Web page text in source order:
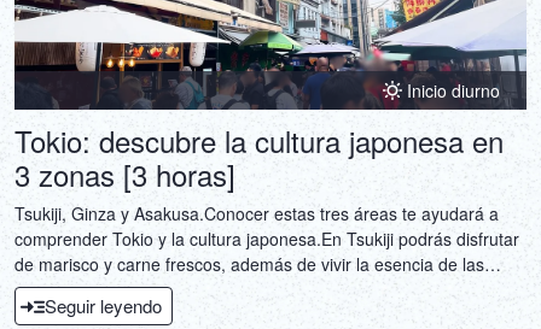
Inicio diurno
Tokio: descubre la cultura japonesa en
3 zonas [3 horas]
Tsukiji, Ginza y Asakusa.Conocer estas tres áreas te ayudará a
comprender Tokio y la cultura japonesa.En Tsukiji podrás disfrutar
de marisco y carne frescos, además de vivir la esencia de las
personas que han formado parte del mercado de pescado durante
mucho tiempo.
Seguir leyendo